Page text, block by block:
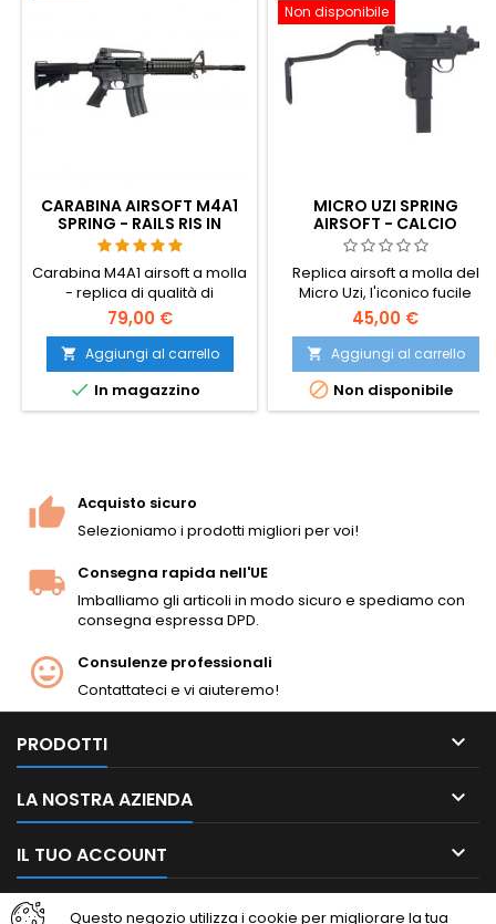
CARABINA AIRSOFT M4A1
SPRING - RAILS RIS IN
METALLO, CALCIO
REGOLABILE, SMONTABILE
Carabina M4A1 airsoft a molla
- replica di qualità di
produzione coreana con
guide RIS in metallo su tutti e
quattro i lati per gli accessori,
calcio e mirini regolabili e
sistema hop-up. Si smonta
come un vero fucile M4.
79,00 €
 Aggiungi al carrello
 In magazzino
Non disponibile
MICRO UZI SPRING
AIRSOFT - CALCIO
PIEGHEVOLE IN METALLO,
PRODUZIONE COREANA,
SMG ISRAELIANO ICONICO
Replica airsoft a molla del
Micro Uzi, l'iconico fucile
mitragliatore compatto
israeliano. Realizzata in
Corea per una maggiore
qualità costruttiva, con calcio
pieghevole in metallo, leva di
armamento in metallo,
45,00 €
 Aggiungi al carrello
 Non disponibile
Acquisto sicuro
Selezioniamo i prodotti migliori per voi!
Consegna rapida nell'UE
Imballiamo gli articoli in modo sicuro e spediamo con
consegna espressa DPD.
Consulenze professionali
Contattateci e vi aiuteremo!
PRODOTTI 
LA NOSTRA AZIENDA 
IL TUO ACCOUNT 
CONTATTO 
Questo negozio utilizza i cookie per migliorare la tua